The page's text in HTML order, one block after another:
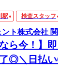
駅 検査スタッフ
ト株式会社
なら今！】
◎＼日払